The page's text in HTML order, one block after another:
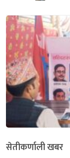
सेतीकर्णाली खबर